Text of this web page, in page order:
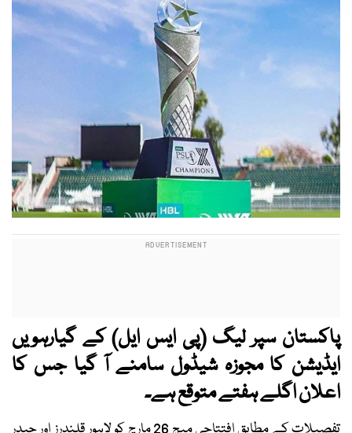
پاکستان سپر لیگ (پی ایس ایل) کے گیارہویں
ایڈیشن کا مجوزہ شیڈول سامنے آ گیا جس کا
اعلان اگلے ہفتے متوقع ہے۔